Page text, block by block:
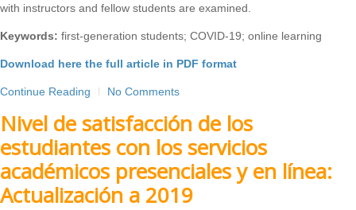
with instructors and fellow students are examined.
Keywords: first-generation students; COVID-19; online learning
Download here the full article in PDF format
Continue Reading No Comments
Nivel de satisfacción de los
estudiantes con los servicios
académicos presenciales y en línea:
Actualización a 2019